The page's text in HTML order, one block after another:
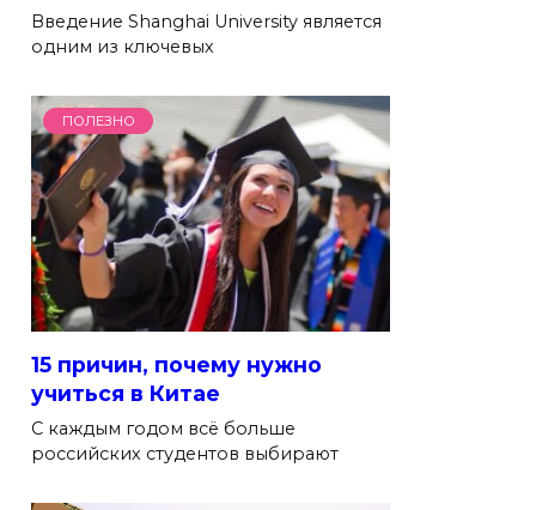
Введение Shanghai University является
одним из ключевых
ПОЛЕЗНО
15 причин, почему нужно
учиться в Китае
С каждым годом всё больше
российских студентов выбирают